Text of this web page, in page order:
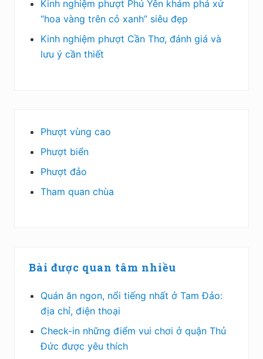
Kinh nghiệm phượt Phú Yên khám phá xứ
“hoa vàng trên cỏ xanh” siêu đẹp
Kinh nghiệm phượt Cần Thơ, đánh giá và
lưu ý cần thiết
Phượt vùng cao
Phượt biển
Phượt đảo
Tham quan chùa
Bài được quan tâm nhiều
Quán ăn ngon, nổi tiếng nhất ở Tam Đảo:
địa chỉ, điện thoại
Check-in những điểm vui chơi ở quận Thủ
Đức được yêu thích